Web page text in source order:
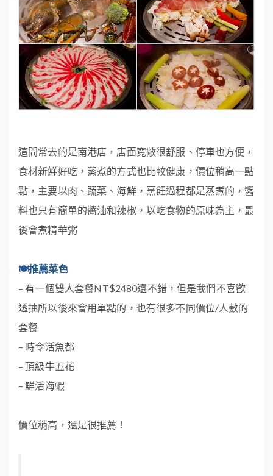
這間常去的是南港店，店面寬敞很舒服、停車也方便，
食材新鮮好吃，蒸煮的方式也比較健康，價位稍高一點
點，主要以肉、蔬菜、海鮮，烹飪過程都是蒸煮的，醬
料也只有簡單的醬油和辣椒，以吃食物的原味為主，最
後會煮精華粥
🍽推薦菜色
– 有一個雙人套餐NT$2480還不錯，但是我們不喜歡
透抽所以後來會用單點的，也有很多不同價位/人數的
套餐
– 時令活魚都
– 頂級牛五花
– 鮮活海蝦
價位稍高，還是很推薦！